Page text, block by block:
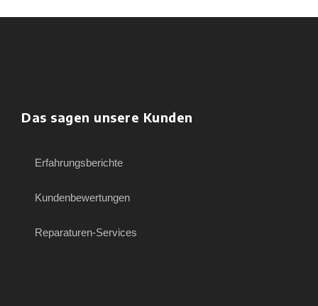
Das sagen unsere Kunden
Erfahrungsberichte
Kundenbewertungen
Reparaturen-Services